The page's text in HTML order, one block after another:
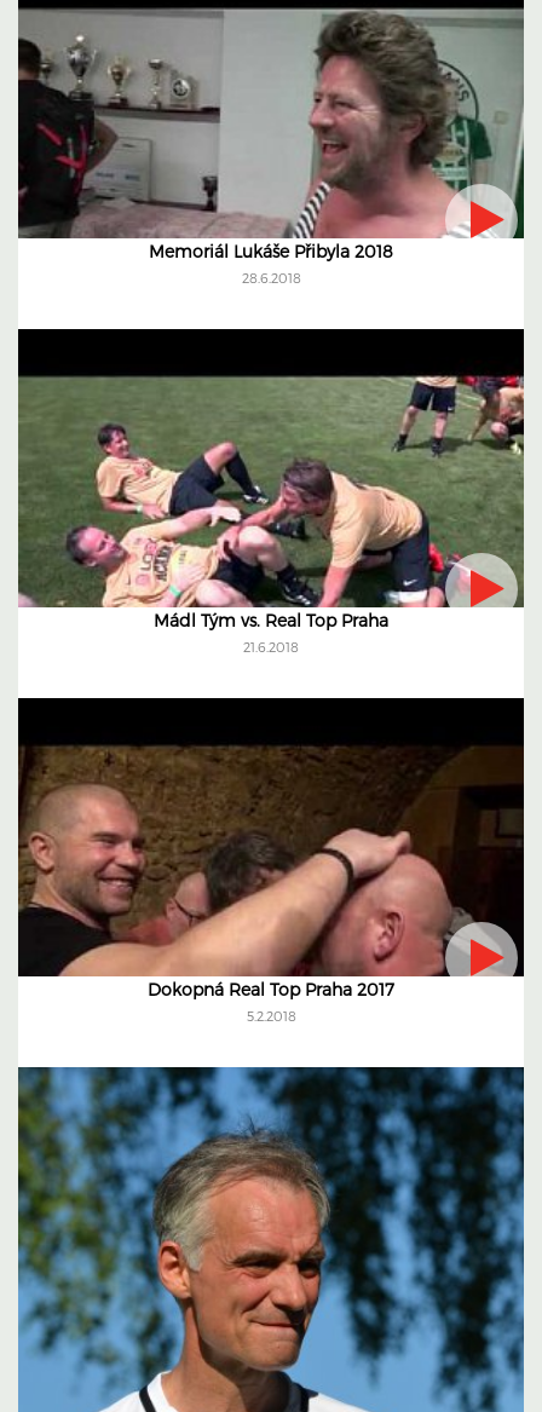
Memoriál Lukáše Přibyla 2018
28.6.2018
Mádl Tým vs. Real Top Praha
21.6.2018
Dokopná Real Top Praha 2017
5.2.2018